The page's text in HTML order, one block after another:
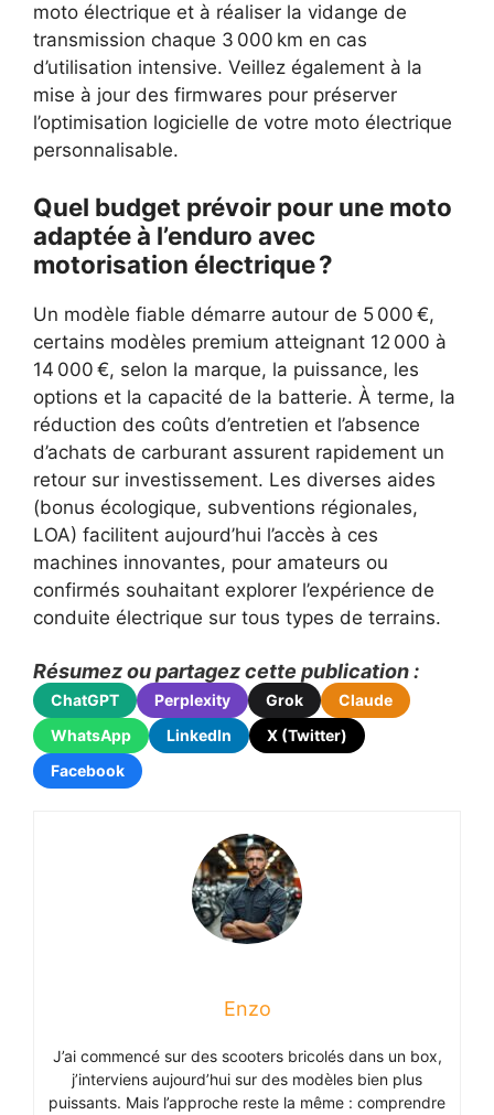
moto électrique et à réaliser la vidange de
transmission chaque 3 000 km en cas
d’utilisation intensive. Veillez également à la
mise à jour des firmwares pour préserver
l’optimisation logicielle de votre moto électrique
personnalisable.
Quel budget prévoir pour une moto
adaptée à l’enduro avec
motorisation électrique ?
Un modèle fiable démarre autour de 5 000 €,
certains modèles premium atteignant 12 000 à
14 000 €, selon la marque, la puissance, les
options et la capacité de la batterie. À terme, la
réduction des coûts d’entretien et l’absence
d’achats de carburant assurent rapidement un
retour sur investissement. Les diverses aides
(bonus écologique, subventions régionales,
LOA) facilitent aujourd’hui l’accès à ces
machines innovantes, pour amateurs ou
confirmés souhaitant explorer l’expérience de
conduite électrique sur tous types de terrains.
Résumez ou partagez cette publication :
ChatGPT Perplexity Grok
Claude
WhatsApp
LinkedIn
X (Twitter)
Facebook
Enzo
J’ai commencé sur des scooters bricolés dans un box,
j’interviens aujourd’hui sur des modèles bien plus
puissants. Mais l’approche reste la même : comprendre